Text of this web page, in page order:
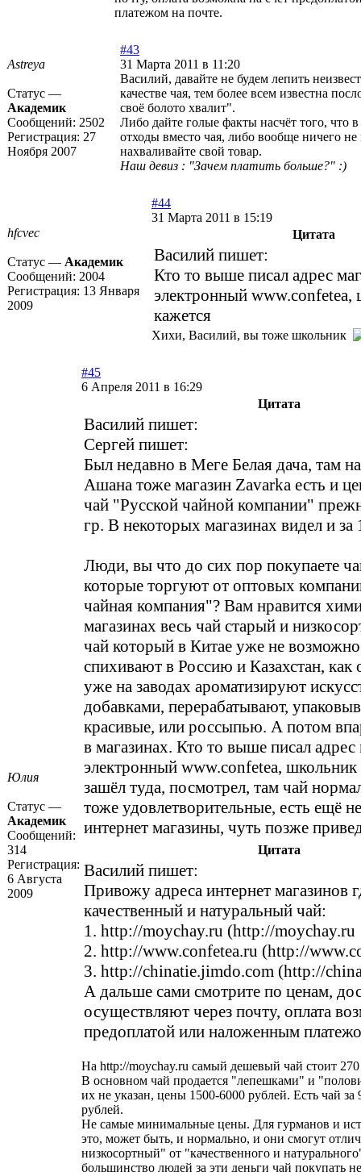
платежом на почте.
Astreya
Статус —
Академик
Сообщений: 2502
Регистрация: 27
Ноября 2007
#43
31 Марта 2011 в 11:20
Василий, давайте не будем лепить
качестве чая, тем более всем известна
своё болото хвалит".
Либо дайте голые факты насчёт того, что
отходы вместо чая, либо вообще ничего
нахваливайте свой товар.
Наш девиз : "Зачем платить больше?" :)
hfcvec
Статус — Академик
Сообщений: 2004
Регистрация: 13 Января
2009
#44
31 Марта 2011 в 15:19
Цитата
Василий пишет:
Кто то выше писал адрес
электронный www.confetea,
кажется
Хихи, Василий, вы тоже школьник
Юлия
Статус —
Академик
Сообщений:
314
Регистрация:
6 Августа
2009
#45
6 Апреля 2011 в 16:29
Цитата
Василий пишет:
Сергей пишет:
Был недавно в Меге Белая дача, там
Ашана тоже магазин Zavarka есть и
чай "Русской чайной компании"
гр. В некоторых магазинах видел и за
Люди, вы что до сих пор покупаете
которые торгуют от оптовых
чайная компания"? Вам нравится
магазинах весь чай старый и
чай который в Китае уже не возможно
спихивают в Россию и Казахстан, как
уже на заводах ароматизируют
добавками, перерабатывают,
красивые, или россыпью. А потом
в магазинах. Кто то выше писал адрес
электронный www.confetea, школьник
зашёл туда, посмотрел, там чай
тоже удовлетворительные, есть ещё
интернет магазины, чуть позже
Цитата
Василий пишет:
Привожу адреса интернет магазинов
качественный и натуральный чай:
1. http://moychay.ru (http://moychay.ru
2. http://www.confetea.ru (http://
3. http://chinatie.jimdo.com (http://
А дальше сами смотрите по ценам,
осуществляют через почту, оплата
предоплатой или наложенным
На http://moychay.ru самый дешевый чай стоит
В основном чай продается "лепешками" и
их не указан, цены 1500-6000 рублей. Есть чай за
рублей.
Не самые минимальные цены. Для гурманов и
это, может быть, и нормально, и они смогут
низкосортный" от "качественного и
большинство людей за эти деньги чай покупать не